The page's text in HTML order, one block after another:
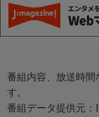
番組内容、放送時間
す。
番組データ提供元：